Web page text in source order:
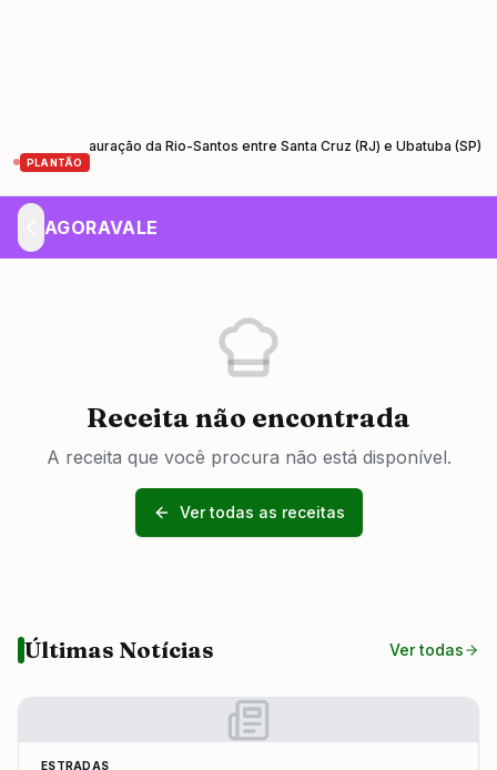
PLANTÃO
restauração da Rio-Santos entre Santa Cruz (RJ) e Ubatuba (SP)
AGORAVALE
Receita não encontrada
A receita que você procura não está disponível.
Ver todas as receitas
Últimas Notícias Ver todas
ESTRADAS